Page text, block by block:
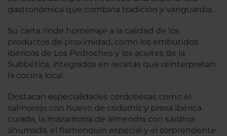
gastronómica que combina tradición y vanguardia.
Su carta rinde homenaje a la calidad de los
productos de proximidad, como los embutidos
ibéricos de Los Pedroches y los aceites de la
Subbética, integrados en recetas que reinterpretan
la cocina local.
Destacan especialidades cordobesas como el
salmorejo con huevo de codorniz y presa ibérica
curada, la mazamorra de almendra con sardina
ahumada, el flamenquín especial y el sorprendente